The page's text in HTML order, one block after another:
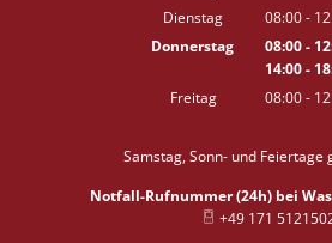
Dienstag 08:00-
Donnerstag 08:00-
14:00-
Freitag 08:00-
Samstag, Sonn- und Feiertage
Notfall-Rufnummer (24h) bei
+49 171